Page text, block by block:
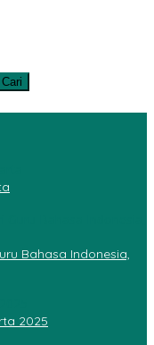
Bahasa Indonesia,
2025